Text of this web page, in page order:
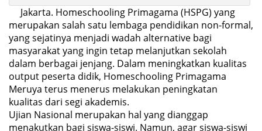
Jakarta. Homeschooling Primagama (HSPG) yang
merupakan salah satu lembaga pendidikan non-formal,
yang sejatinya menjadi wadah alternative bagi
masyarakat yang ingin tetap melanjutkan sekolah
dalam berbagai jenjang. Dalam meningkatkan kualitas
output peserta didik, Homeschooling Primagama
Meruya terus menerus melakukan peningkatan
kualitas dari segi akademis.
Ujian Nasional merupakan hal yang dianggap
menakutkan bagi siswa-siswi. Namun, agar siswa-siswi